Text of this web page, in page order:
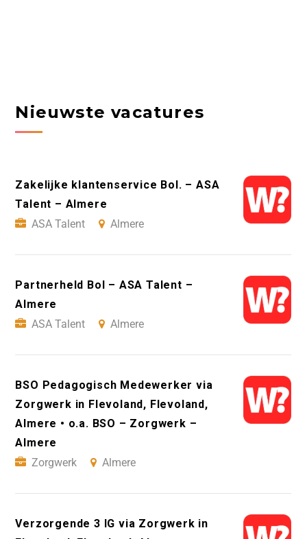
Nieuwste vacatures
Zakelijke klantenservice Bol. – ASA
Talent – Almere
ASA Talent
Almere
Partnerheld Bol – ASA Talent –
Almere
ASA Talent
Almere
BSO Pedagogisch Medewerker via
Zorgwerk in Flevoland, Flevoland,
Almere • o.a. BSO – Zorgwerk –
Almere
Zorgwerk
Almere
Verzorgende 3 IG via Zorgwerk in